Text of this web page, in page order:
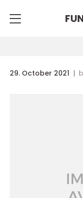
29. October 2021